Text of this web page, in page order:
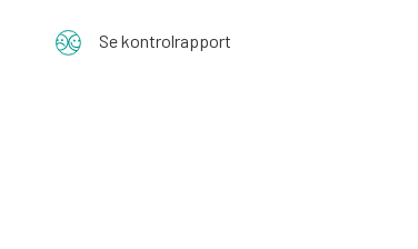
Se kontrolrapport